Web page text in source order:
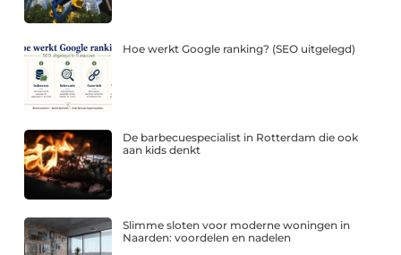
Hoe werkt Google ranking? (SEO uitgelegd)
De barbecuespecialist in Rotterdam die ook
aan kids denkt
Slimme sloten voor moderne woningen in
Naarden: voordelen en nadelen